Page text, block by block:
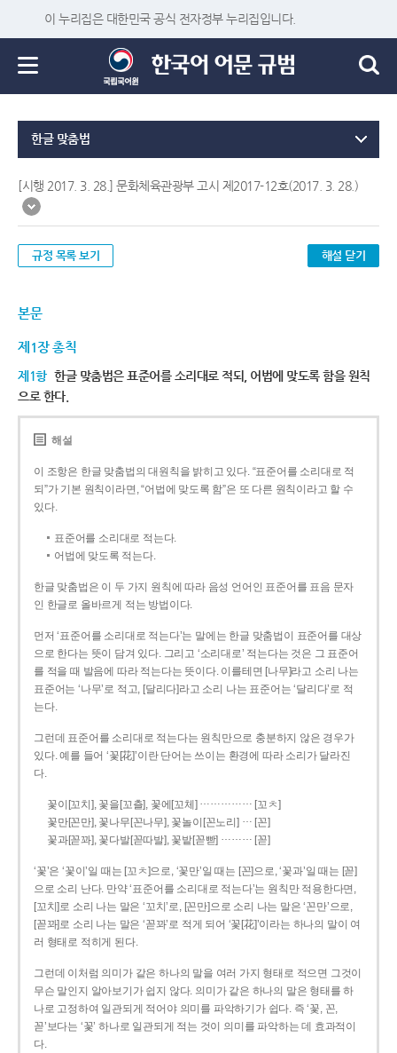
이 누리집은 대한민국 공식 전자정부 누리집입니다.
한글 맞춤법
[시행 2017. 3. 28.] 문화체육관광부 고시 제2017-12호(2017. 3. 28.)
규정 목록 보기 해설 닫기
본문
제1장 총칙
제1항 한글 맞춤법은 표준어를 소리대로 적되, 어법에 맞도록 함을 원칙
으로 한다.
해설
이 조항은 한글 맞춤법의 대원칙을 밝히고 있다. “표준어를 소리대로 적
되”가 기본 원칙이라면, “어법에 맞도록 함”은 또 다른 원칙이라고 할 수
있다.
표준어를 소리대로 적는다.
어법에 맞도록 적는다.
한글 맞춤법은 이 두 가지 원칙에 따라 음성 언어인 표준어를 표음 문자
인 한글로 올바르게 적는 방법이다.
먼저 ‘표준어를 소리대로 적는다’는 말에는 한글 맞춤법이 표준어를 대상
으로 한다는 뜻이 담겨 있다. 그리고 ‘소리대로’ 적는다는 것은 그 표준어
를 적을 때 발음에 따라 적는다는 뜻이다. 이를테면 [나무]라고 소리 나는
표준어는 ‘나무’로 적고, [달리다]라고 소리 나는 표준어는 ‘달리다’로 적
는다.
그런데 표준어를 소리대로 적는다는 원칙만으로 충분하지 않은 경우가
있다. 예를 들어 ‘꽃[花]’이란 단어는 쓰이는 환경에 따라 소리가 달라진
다.
꽃이[꼬치], 꽃을[꼬츨], 꽃에[꼬체] …………… [꼬ㅊ]
꽃만[꼰만], 꽃나무[꼰나무], 꽃놀이[꼰노리] … [꼰]
꽃과[꼳꽈], 꽃다발[꼳따발], 꽃밭[꼳빧] ……… [꼳]
‘꽃’은 ‘꽃이’일 때는 [꼬ㅊ]으로, ‘꽃만’일 때는 [꼰]으로, ‘꽃과’일 때는 [꼳]
으로 소리 난다. 만약 ‘표준어를 소리대로 적는다’는 원칙만 적용한다면,
[꼬치]로 소리 나는 말은 ‘꼬치’로, [꼰만]으로 소리 나는 말은 ‘꼰만’으로,
[꼳꽈]로 소리 나는 말은 ‘꼳꽈’로 적게 되어 ‘꽃[花]’이라는 하나의 말이 여
러 형태로 적히게 된다.
그런데 이처럼 의미가 같은 하나의 말을 여러 가지 형태로 적으면 그것이
무슨 말인지 알아보기가 쉽지 않다. 의미가 같은 하나의 말은 형태를 하
나로 고정하여 일관되게 적어야 의미를 파악하기가 쉽다. 즉 ‘꽃, 꼰,
꼳’보다는 ‘꽃’ 하나로 일관되게 적는 것이 의미를 파악하는 데 효과적이
다.